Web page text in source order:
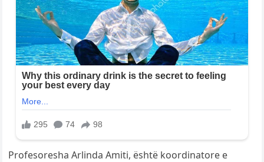
Profesoresha Arlinda Amiti, është koordinatore e